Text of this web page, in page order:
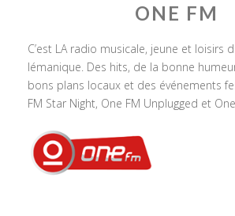
ONE FM
C’est LA radio musicale, jeune et loisirs
lémanique. Des hits, de la bonne
bons plans locaux et des événements
FM Star Night, One FM Unplugged et